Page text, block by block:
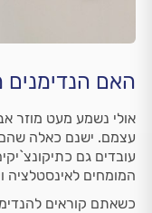
האם הנדימנים
אולי נשמע מעט מוזר
עצמם. ישנם כאלה שהם
עובדים גם
המומחים לאינסטלציה
כשאתם קוראים